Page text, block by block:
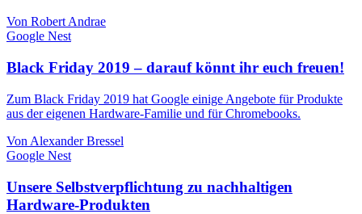
Von Robert Andrae
Google Nest
Black Friday 2019 – darauf könnt ihr euch freuen!
Zum Black Friday 2019 hat Google einige Angebote für Produkte
aus der eigenen Hardware-Familie und für Chromebooks.
Von Alexander Bressel
Google Nest
Unsere Selbstverpflichtung zu nachhaltigen
Hardware-Produkten